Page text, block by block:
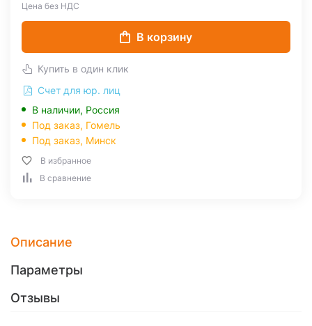
Цена без НДС
В корзину
Купить в один клик
Счет для юр. лиц
В наличии, Россия
Под заказ, Гомель
Под заказ, Минск
В избранное
В сравнение
Описание
Параметры
Отзывы